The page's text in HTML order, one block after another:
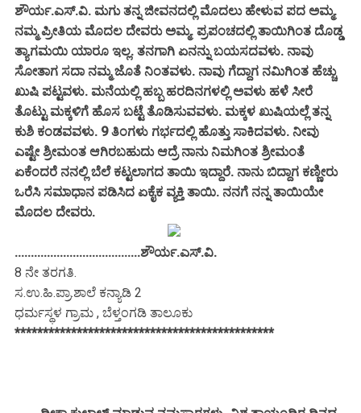
ಶೌರ್ಯ.ಎಸ್.ವಿ. ಮಗು ತನ್ನ ಜೀವನದಲ್ಲಿ ಮೊದಲು ಹೇಳುವ ಪದ ಅಮ್ಮ.
ನಮ್ಮ ಪ್ರೀತಿಯ ಮೊದಲ ದೇವರು ಅಮ್ಮ. ಪ್ರಪಂಚದಲ್ಲಿ ತಾಯಿಗಿಂತ ದೊಡ್ಡ
ತ್ಯಾಗಮಯಿ ಯಾರೂ ಇಲ್ಲ. ತನಗಾಗಿ ಏನನ್ನು ಬಯಸದವಳು. ನಾವು
ಸೋತಾಗ ಸದಾ ನಮ್ಮ ಜೊತೆ ನಿಂತವಳು. ನಾವು ಗೆದ್ದಾಗ ನಮಿಗಿಂತ ಹೆಚ್ಚು
ಖುಷಿ ಪಟ್ಟವಳು. ಮನೆಯಲ್ಲಿ ಹಬ್ಬ ಹರದಿನಗಳಲ್ಲಿ ಅವಳು ಹಳೆ ಸೀರೆ
ತೊಟ್ಟು ಮಕ್ಕಳಿಗೆ ಹೊಸ ಬಟ್ಟೆ ತೊಡಿಸುವವಳು. ಮಕ್ಕಳ ಖುಷಿಯಲ್ಲೆ ತನ್ನ
ಕುಶಿ ಕಂಡವವಳು. 9 ತಿಂಗಳು ಗರ್ಭದಲ್ಲಿ ಹೊತ್ತು ಸಾಕಿದವಳು. ನೀವು
ಎಷ್ಟೇ ಶ್ರೀಮಂತ ಆಗಿರಬಹುದು ಆದ್ರೆ ನಾನು ನಿಮಗಿಂತ ಶ್ರೀಮಂತೆ
ಏಕೆಂದರೆ ನನಲ್ಲಿ ಬೆಲೆ ಕಟ್ಟಲಾಗದ ತಾಯಿ ಇದ್ದಾರೆ. ನಾನು ಬಿದ್ದಾಗ ಕಣ್ಣೀರು
ಒರೆಸಿ ಸಮಾಧಾನ ಪಡಿಸಿದ ಏಕೈಕ ವ್ಯಕ್ತಿ ತಾಯಿ. ನನಗೆ ನನ್ನ ತಾಯಿಯೇ
ಮೊದಲ ದೇವರು.
.......................................ಶೌರ್ಯ.ಎಸ್.ವಿ.
8 ನೇ ತರಗತಿ.
ಸ.ಉ.ಹಿ.ಪ್ರಾ.ಶಾಲೆ ಕನ್ಯಾಡಿ 2
ಧರ್ಮಸ್ಥಳ ಗ್ರಾಮ , ಬೆಳ್ತಂಗಡಿ ತಾಲೂಕು
**********************************************